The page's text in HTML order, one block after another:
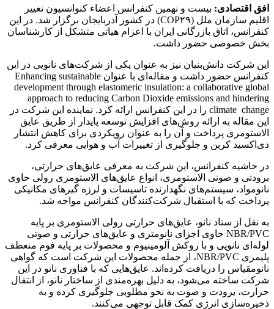
افق اقتصادی: بیست و نهمین کنفرانس اعضاء کنوانسیون تغییر
اقلیم سازمان ملل (COP۲۹) در کشور آذربایجان برگزار شد. در این
کنفرانس، اتاق بازرگانی ایران با اعزام هیاتی متشکل از کارشناسان
بخش خصوصی حضور داشت.
این شرکت دانش‌بنیان نیز به عنوان یکی از شرکت‌های نانویی در این
کنفرانس حضور داشت و مقاله‌ای با عنوان Enhancing sustainable
development through elastomeric insulation: a collaborative global
approach to reducing Carbon Dioxide emissions and hindering
climate change را در این کنفرانس ارائه کرد. نماینده این شرکت در
این مقاله به ارائه روش‌های افزایش توسعه پایدار از طریق عایق
الاستومری پرداخت و آن را به عنوان رویکردی برای کاهش انتشار
دی‌اکسید کربن و جلوگیری از تغییرات آب و هوایی معرفی کرد.
در حاشیه کنفرانس، این شرکت به معرفی عایق‌های حرارتی،
برودتی و صوتی الاستومری، انواع عایق‌های الاستومری رولی حاوی
نانومواد، سیستم‌های نگهدارنده تاسیسات و لرزه گیرهای مکانیکی
پرداخت که با استقبال شرکت‌کنندگان کنفرانس مواجه شد.
به نقل از ستاد نانو، عایق‌های حرارتی رولی الاستومری بر پایه
NBR/PVC حاوی اجزای نانومتری و عایق‌های حرارتی و صوتی
لوله‌ای نانویی و با روکش آلومینیوم و محصولات بر پایه فوم منعطف
پلیمری NBR/PVC، از جمله محصولات این شرکت است که گواهی
نانومقیاس را دریافت کرده‌اند. عایق‌هایی که با فناوری نانو در این
شرکت ساخته می‌شود، به دلیل بهره‌مندی از ساختار نانو، از انتقال
حرارت، برودت و صوت به نحو مطلوبی جلوگیری کرده و به
ذخیره‌سازی انرژی کمک قابل توجهی می‌کنند.